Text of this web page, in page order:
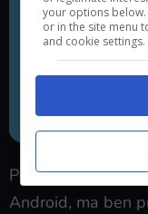
Per adesso è
Android, ma ben
your options
or in the site menu
and cookie settings.